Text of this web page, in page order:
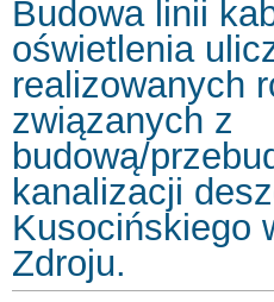
Budowa linii
oświetlenia
realizowanych
związanych z
budową/
kanalizacji
Kusocińskiego
Zdroju.